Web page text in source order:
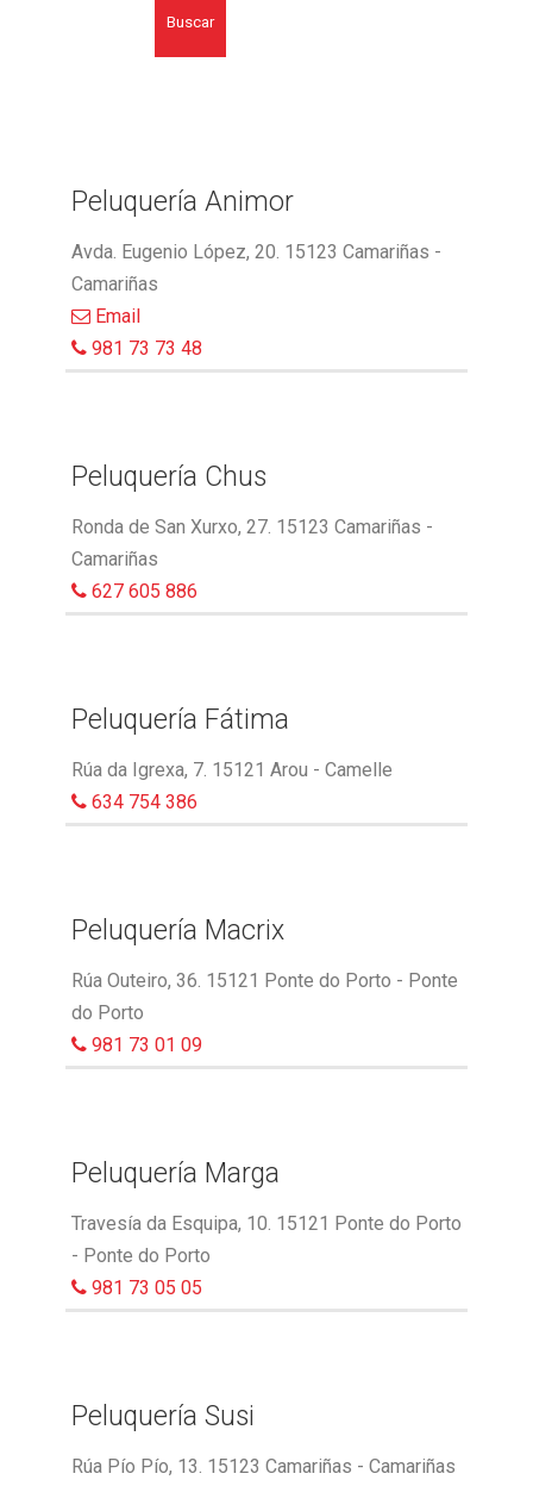
Buscar
Peluquería Animor
Avda. Eugenio López, 20. 15123 Camariñas -
Camariñas
Email
981 73 73 48
Peluquería Chus
Ronda de San Xurxo, 27. 15123 Camariñas -
Camariñas
627 605 886
Peluquería Fátima
Rúa da Igrexa, 7. 15121 Arou - Camelle
634 754 386
Peluquería Macrix
Rúa Outeiro, 36. 15121 Ponte do Porto - Ponte
do Porto
981 73 01 09
Peluquería Marga
Travesía da Esquipa, 10. 15121 Ponte do Porto
- Ponte do Porto
981 73 05 05
Peluquería Susi
Rúa Pío Pío, 13. 15123 Camariñas - Camariñas